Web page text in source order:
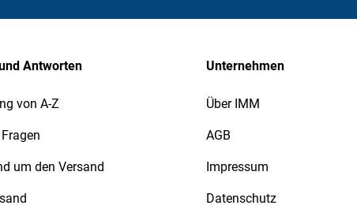
Antworten
von A-Z
um den Versand
Unternehmen
Über IMM
AGB
Impressum
Datenschutz